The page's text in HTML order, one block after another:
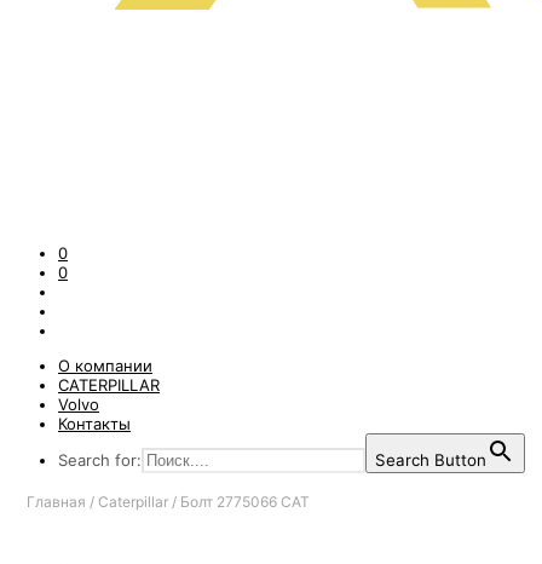
0
0
О компании
CATERPILLAR
Volvo
Контакты
Search for:
Search Button
Главная / Caterpillar / Болт 2775066 CAT